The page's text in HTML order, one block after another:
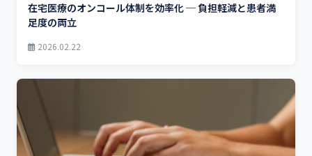
在宅医療のオンコール体制を効率化 ─ 負担軽減と患者満
足度の両立
2026.02.22